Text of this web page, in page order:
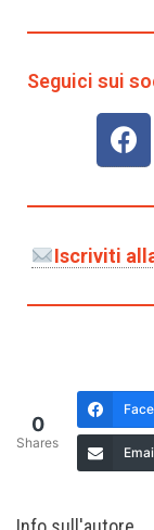
Seguici sui
Iscriviti
0
Shares